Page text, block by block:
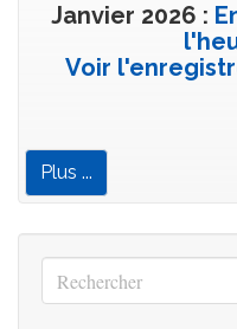
Janvier 2026 :
Voir
Plus ...
Rechercher